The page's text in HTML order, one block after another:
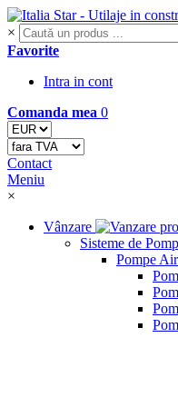
×
Favorite
Intra in cont
Comanda mea 0
Contact
Meniu
×
Vânzare
Sisteme de
Pompe